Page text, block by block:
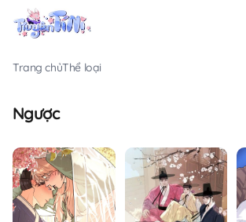
Trang chủThể loại
Ngược